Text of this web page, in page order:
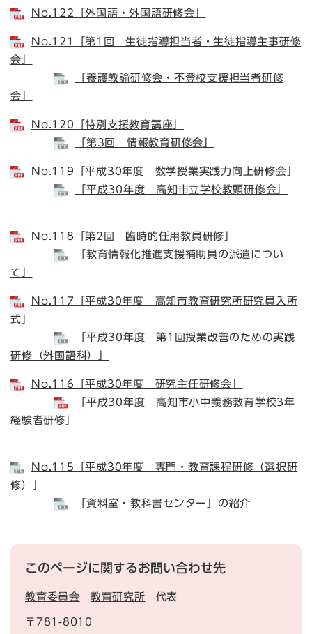
No.122「外国語・外国語研修会」
No.121「第1回 生徒指導担当者・生徒指導主事研修
会」
「養護教諭研修会・不登校支援担当者研修
会」
No.120「特別支援教育講座」
「第3回 情報教育研修会」
No.119「平成30年度 数学授業実践力向上研修会」
「平成30年度 高知市立学校教頭研修会」
No.118「第2回 臨時的任用教員研修」
「教育情報化推進支援補助員の派遣につい
て」
No.117「平成30年度 高知市教育研究所研究員入所
式」
「平成30年度 第1回授業改善のための実践
研修（外国語科）」
No.116「平成30年度 研究主任研修会」
「平成30年度 高知市小中義務教育学校3年
経験者研修」
No.115「平成30年度 専門・教育課程研修（選択研
修）」
「資料室・教科書センター」の紹介
このページに関するお問い合わせ先
教育委員会 教育研究所 代表
〒781-8010